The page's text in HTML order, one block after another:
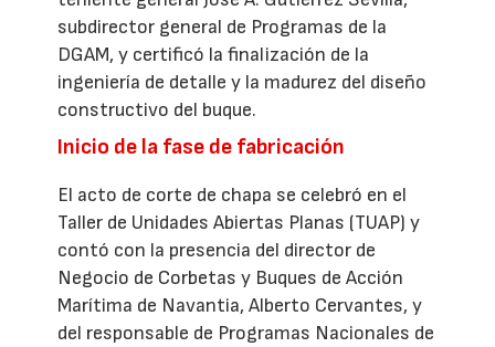
subdirector general de Programas de la
DGAM, y certificó la finalización de la
ingeniería de detalle y la madurez del diseño
constructivo del buque.
Inicio de la fase de fabricación
El acto de corte de chapa se celebró en el
Taller de Unidades Abiertas Planas (TUAP) y
contó con la presencia del director de
Negocio de Corbetas y Buques de Acción
Marítima de Navantia, Alberto Cervantes, y
del responsable de Programas Nacionales de